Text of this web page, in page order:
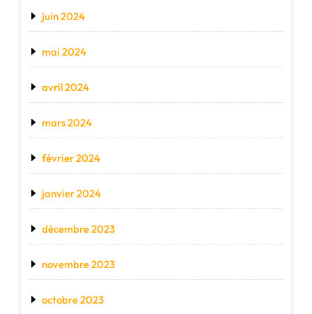
juin 2024
mai 2024
avril 2024
mars 2024
février 2024
janvier 2024
décembre 2023
novembre 2023
octobre 2023